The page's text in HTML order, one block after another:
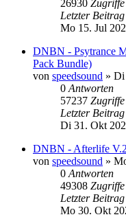
26930 Zugriffe
Letzter Beitrag
Mo 15. Jul
DNBN - Psytrance
Pack Bundle)
von speedsound » Di
0 Antworten
57237 Zugriffe
Letzter Beitrag
Di 31. Okt
DNBN - Afterlife V.2
von speedsound »
0 Antworten
49308 Zugriffe
Letzter Beitrag
Mo 30. Okt